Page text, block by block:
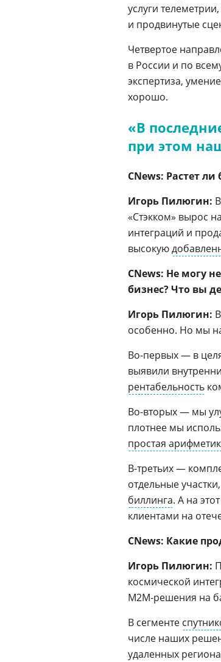
услуги
и продвинутые
Четвертое
в России и по
экспертиза,
хорошо.
«В
при этом
CNews: Растет
Игорь Пилюгин:
«Стэкком» вырос
интеграций и
высокую
CNews: Не могу
бизнес? Что вы
Игорь Пилюгин:
особенно. Но мы
Во-первых — в
выявили
рентабельность
Во-вторых — мы
плотнее мы
простая
В-третьих —
отдельные
биллинга. А на
клиентами на
CNews: Какие
Игорь Пилюгин:
космической
M2M-решения на
В сегменте
числе наших
удаленных